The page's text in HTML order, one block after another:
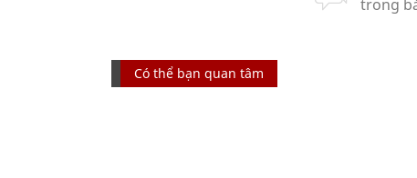
Có thể bạn quan tâm